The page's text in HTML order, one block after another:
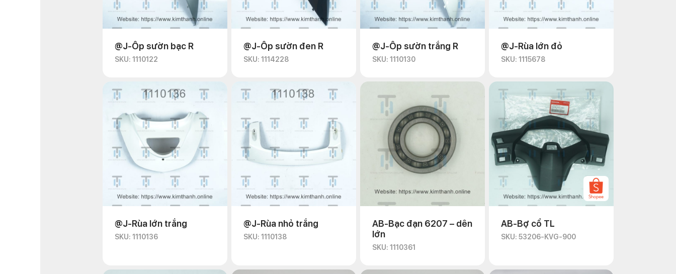
@J-Ốp sườn bạc R
SKU: 1110122
@J-Ốp sườn đen R
SKU: 1114228
@J-Ốp sườn trắng R
SKU: 1110130
@J-Rùa lớn đỏ
SKU: 1115678
@J-Rùa lớn trắng
SKU: 1110136
@J-Rùa nhỏ trắng
SKU: 1110138
AB-Bạc đạn 6207 – dên
lớn
SKU: 1110361
AB-Bợ cổ TL
SKU: 53206-KVG-900